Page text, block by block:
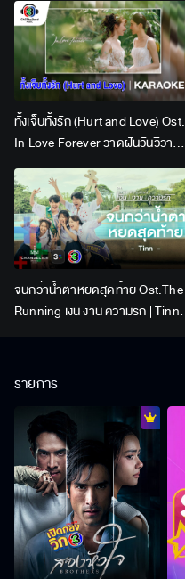
ทั้งเจ็บทั้งรัก (Hurt and Love) Ost.
In Love Forever วาดฝันวันวิวาห์ |
Lingling Kwong x Orm
Kornnaphat | Official Karaoke
จนกว่าน้ำตาหยดสุดท้าย Ost.The
Running เงิน งาน ความรัก | Tinn |
รายการ